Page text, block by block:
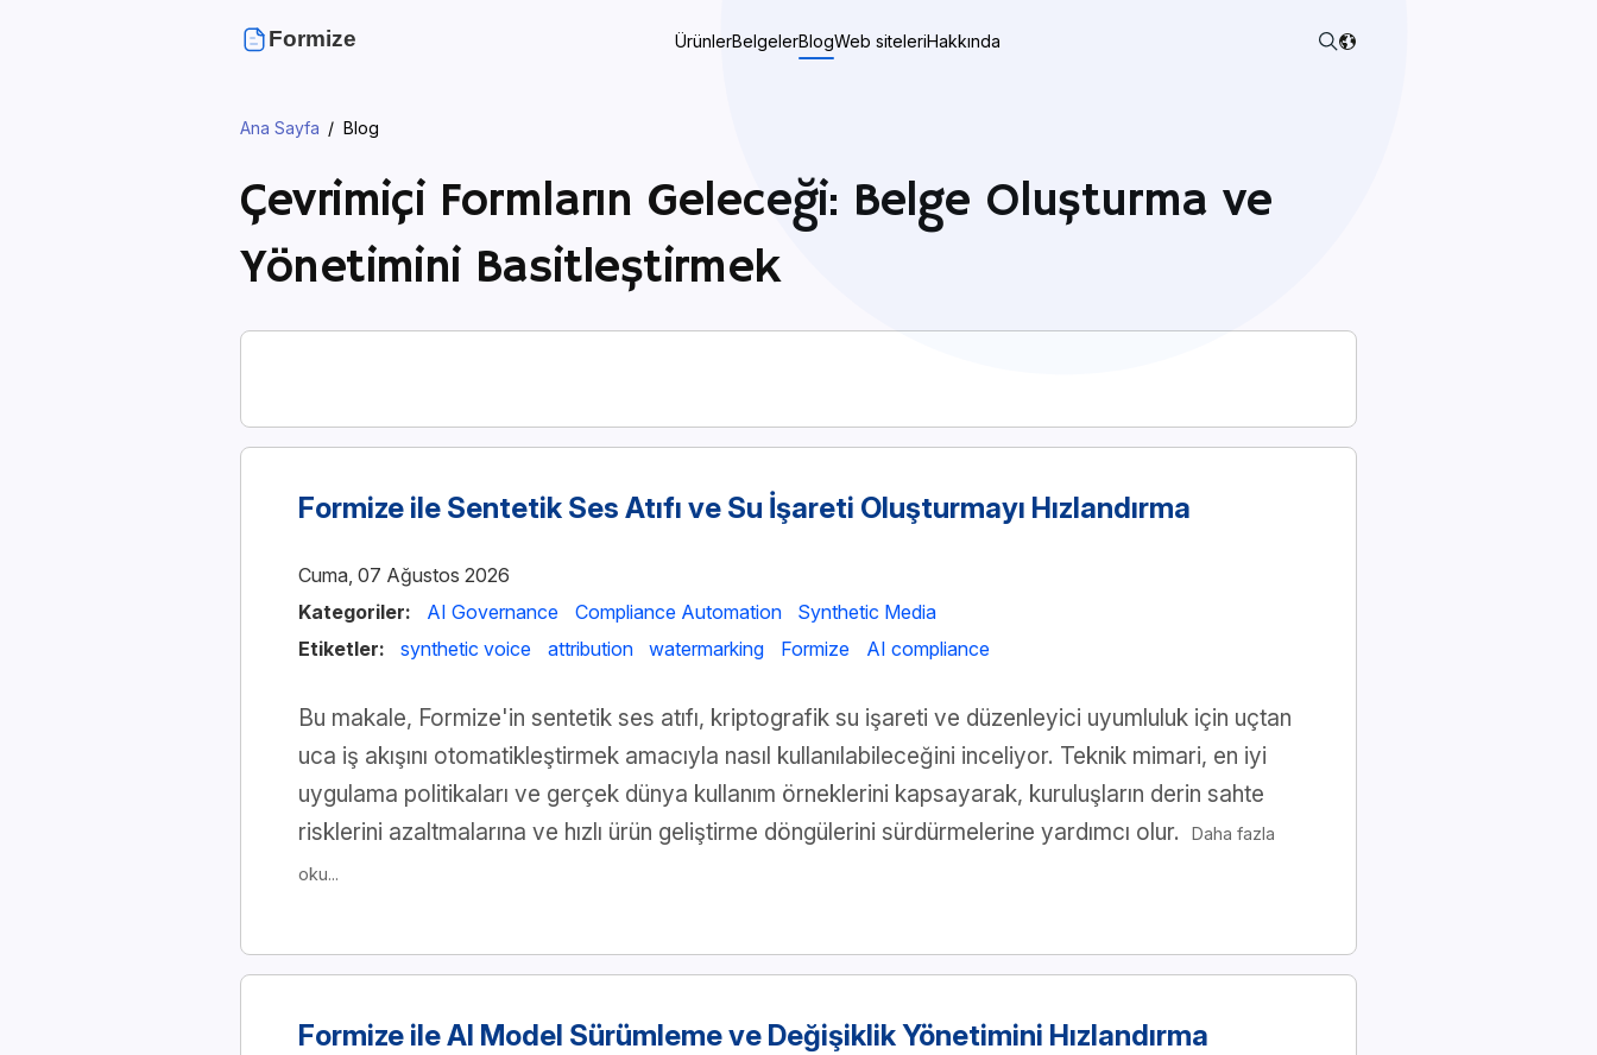
Formize ÜrünlerBelgelerBlogWeb siteleriHakkında
Ana Sayfa Blog
Çevrimiçi Formların Geleceği: Belge Oluşturma ve
Yönetimini Basitleştirmek
Formize ile Sentetik Ses Atıfı ve Su İşareti Oluşturmayı Hızlandırma
Cuma, 07 Ağustos 2026
Kategoriler:
AI Governance Compliance Automation
Synthetic Media
Etiketler:
synthetic voice attribution watermarking Formize AI compliance
Bu makale, Formize'in sentetik ses atıfı, kriptografik su işareti ve düzenleyici uyumluluk için uçtan
uca iş akışını otomatikleştirmek amacıyla nasıl kullanılabileceğini inceliyor. Teknik mimari, en iyi
uygulama politikaları ve gerçek dünya kullanım örneklerini kapsayarak, kuruluşların derin sahte
risklerini azaltmalarına ve hızlı ürün geliştirme döngülerini sürdürmelerine yardımcı olur.
Daha fazla
oku...
Formize ile AI Model Sürümleme ve Değişiklik Yönetimini Hızlandırma